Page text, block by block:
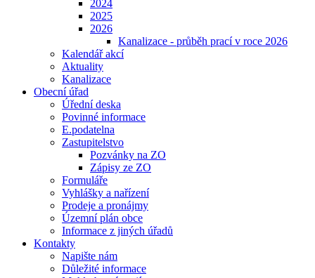
2024
2025
2026
Kanalizace - průběh prací v roce 2026
Kalendář akcí
Aktuality
Kanalizace
Obecní úřad
Úřední deska
Povinné informace
E.podatelna
Zastupitelstvo
Pozvánky na ZO
Zápisy ze ZO
Formuláře
Vyhlášky a nařízení
Prodeje a pronájmy
Územní plán obce
Informace z jiných úřadů
Kontakty
Napište nám
Důležité informace